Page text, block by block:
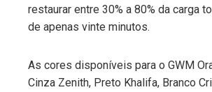
restaurar entre 30% a 80% da carga
de apenas vinte minutos.
As cores disponíveis para o GWM
Cinza Zenith, Preto Khalifa, Branco